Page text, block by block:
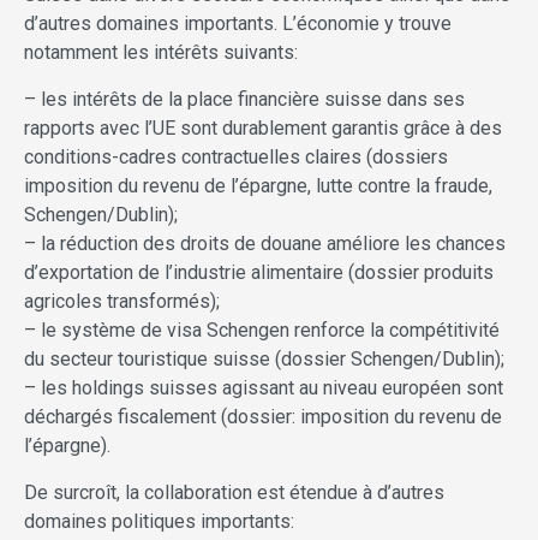
d’autres domaines importants. L’économie y trouve
notamment les intérêts suivants:
– les intérêts de la place financière suisse dans ses
rapports avec l’UE sont durablement garantis grâce à des
conditions-cadres contractuelles claires (dossiers
imposition du revenu de l’épargne, lutte contre la fraude,
Schengen/Dublin);
– la réduction des droits de douane améliore les chances
d’exportation de l’industrie alimentaire (dossier produits
agricoles transformés);
– le système de visa Schengen renforce la compétitivité
du secteur touristique suisse (dossier Schengen/Dublin);
– les holdings suisses agissant au niveau européen sont
déchargés fiscalement (dossier: imposition du revenu de
l’épargne).
De surcroît, la collaboration est étendue à d’autres
domaines politiques importants: